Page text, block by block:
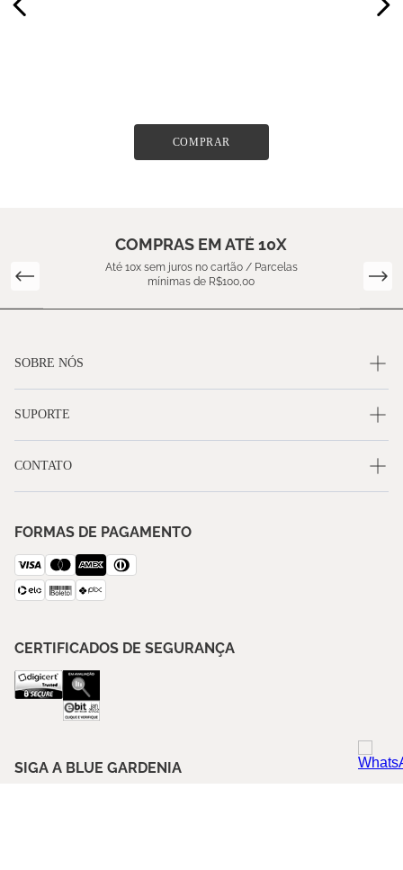
COMPRAR
COMPRAS EM ATÉ 10X
Até 10x sem juros no cartão / Parcelas
mínimas de R$100,00
SOBRE NÓS
SUPORTE
CONTATO
FORMAS DE PAGAMENTO
CERTIFICADOS DE SEGURANÇA
SIGA A BLUE GARDENIA